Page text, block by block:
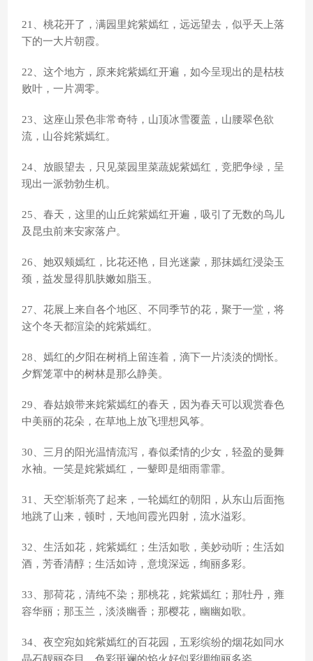
21、桃花开了，满园里姹紫嫣红，远远望去，似乎天上落
下的一大片朝霞。
22、这个地方，原来姹紫嫣红开遍，如今呈现出的是枯枝
败叶，一片凋零。
23、这座山景色非常奇特，山顶冰雪覆盖，山腰翠色欲
流，山谷姹紫嫣红。
24、放眼望去，只见菜园里菜蔬妮紫嫣红，竞肥争绿，呈
现出一派勃勃生机。
25、春天，这里的山丘姹紫嫣红开遍，吸引了无数的鸟儿
及昆虫前来安家落户。
26、她双颊嫣红，比花还艳，目光迷蒙，那抹嫣红浸染玉
颈，益发显得肌肤嫩如脂玉。
27、花展上来自各个地区、不同季节的花，聚于一堂，将
这个冬天都渲染的姹紫嫣红。
28、嫣红的夕阳在树梢上留连着，滴下一片淡淡的惆怅。
夕辉笼罩中的树林是那么静美。
29、春姑娘带来姹紫嫣红的春天，因为春天可以观赏春色
中美丽的花朵，在草地上放飞理想风筝。
30、三月的阳光温情流泻，春似柔情的少女，轻盈的曼舞
水袖。一笑是姹紫嫣红，一颦即是细雨霏霏。
31、天空渐渐亮了起来，一轮嫣红的朝阳，从东山后面拖
地跳了山来，顿时，天地间霞光四射，流水溢彩。
32、生活如花，姹紫嫣红；生活如歌，美妙动听；生活如
酒，芳香清醇；生活如诗，意境深远，绚丽多彩。
33、那荷花，清纯不染；那桃花，姹紫嫣红；那牡丹，雍
容华丽；那玉兰，淡淡幽香；那樱花，幽幽如歌。
34、夜空宛如姹紫嫣红的百花园，五彩缤纷的烟花如同水
晶石靓丽夺目，色彩斑斓的焰火好似彩绸绚丽多姿。